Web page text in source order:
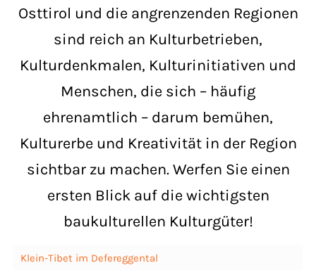
Osttirol und die angrenzenden Regionen
sind reich an Kulturbetrieben,
Kulturdenkmalen, Kulturinitiativen und
Menschen, die sich – häufig
ehrenamtlich – darum bemühen,
Kulturerbe und Kreativität in der Region
sichtbar zu machen. Werfen Sie einen
ersten Blick auf die wichtigsten
baukulturellen Kulturgüter!
Klein-Tibet im Defereggental